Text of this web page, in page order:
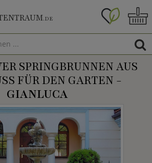
.DE
SPRINGBRUNNEN AUS
FÜR DEN GARTEN -
GIANLUCA